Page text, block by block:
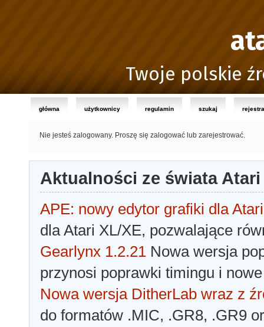
Twoje polskie
główna użytkownicy regulamin szukaj
Nie jesteś zalogowany. Proszę się zalogować lub zarejestrować.
Aktualności ze świata Atari
APE: nowy edytor grafiki dla Atari
dla Atari XL/XE, pozwalające
Gearlynx 1.2.21 Nowa wersja
przynosi poprawki timingu i
Nowa wersja DitherLab wraz z
do formatów .MIC, .GR8, .GR9